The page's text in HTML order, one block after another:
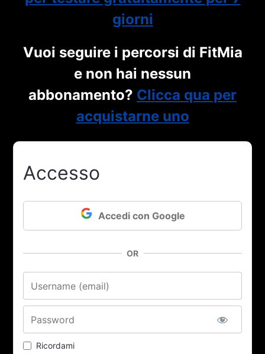
giorni
Vuoi seguire i percorsi di FitMia
e non hai nessun
abbonamento? Clicca qua per
acquistarne uno
Accesso
Accedi con Google
OR
Ricordami